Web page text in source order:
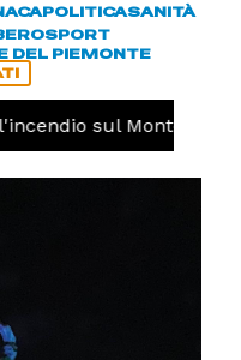
POLITICASANITÀ
SPORT
DEL PIEMONTE
sul Monte